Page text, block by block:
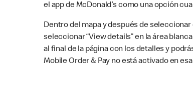
el app de McDonald’s como una opción
Dentro del mapa y después de
seleccionar “View details” en la área
al final de la página con los detalles y
Mobile Order & Pay no está activado en